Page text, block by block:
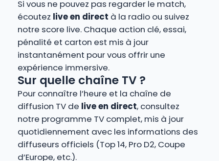
Si vous ne pouvez pas regarder le match,
écoutez live en direct à la radio ou suivez
notre score live. Chaque action clé, essai,
pénalité et carton est mis à jour
instantanément pour vous offrir une
expérience immersive.
Sur quelle chaîne TV ?
Pour connaître l’heure et la chaîne de
diffusion TV de live en direct, consultez
notre programme TV complet, mis à jour
quotidiennement avec les informations des
diffuseurs officiels (Top 14, Pro D2, Coupe
d’Europe, etc.).